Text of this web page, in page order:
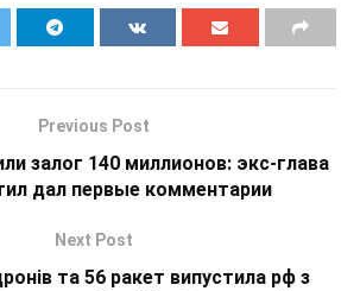
Previous Post
залог 140 миллионов: экс-глава
дал первые комментарии
Next Post
та 56 ракет випустила рф з